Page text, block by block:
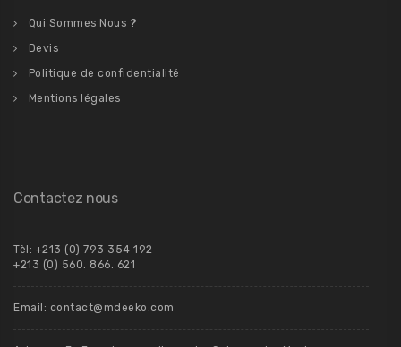
Qui Sommes Nous ?
Devis
Politique de confidentialité
Mentions légales
Contactez nous
Tèl: +213 (0) 793 354 192
+213 (0) 560. 866. 621
Email: contact@mdeeko.com